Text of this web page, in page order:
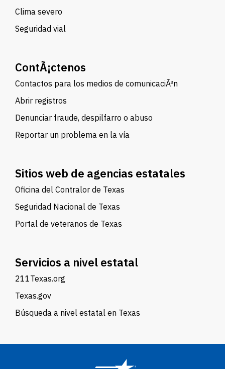
Clima severo
Seguridad vial
ContÃ¡ctenos
Contactos para los medios de comunicaciÃ³n
Abrir registros
Denunciar fraude, despilfarro o abuso
Reportar un problema en la vía
Sitios web de agencias estatales
Oficina del Contralor de Texas
Seguridad Nacional de Texas
Portal de veteranos de Texas
Servicios a nivel estatal
211Texas.org
Texas.gov
Búsqueda a nivel estatal en Texas